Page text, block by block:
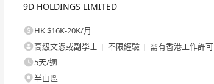
9D HOLDINGS LIMITED
HK $16K-20K/月
高級文憑或副學士
不限經驗
需有香港工作許可
5天/週
半山區